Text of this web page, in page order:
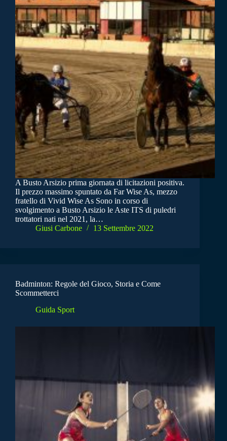
A Busto Arsizio prima giornata di licitazioni positiva.
Il prezzo massimo spuntato da Far Wise As, mezzo
fratello di Vivid Wise As Sono in corso di
svolgimento a Busto Arsizio le Aste ITS di puledri
trottatori nati nel 2021, la…
Giusi Carbone
13 Settembre 2022
Badminton: Regole del Gioco, Storia e Come
Scommetterci
Guida Sport